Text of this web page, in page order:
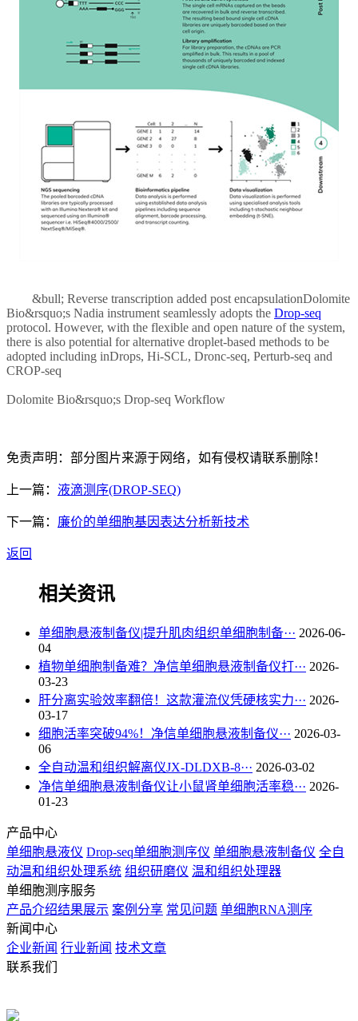
&bull; Reverse transcription added post encapsulationDolomite
Bio&rsquo;s Nadia instrument seamlessly adopts the Drop-seq
protocol. However, with the flexible and open nature of the system,
there is also potential for alternative droplet-based methods to be
adopted including inDrops, Hi-SCL, Dronc-seq, Perturb-seq and
CROP-seq
Dolomite Bio&rsquo;s Drop-seq Workflow
免责声明：部分图片来源于网络，如有侵权请联系删除！
上一篇： 液滴测序(DROP-SEQ)
下一篇： 廉价的单细胞基因表达分析新技术
返回
相关资讯
单细胞悬液制备仪|提升肌肉组织单细胞制备··· 2026-06-
04
植物单细胞制备难？净信单细胞悬液制备仪打··· 2026-
03-23
肝分离实验效率翻倍！这款灌流仪凭硬核实力··· 2026-
03-17
细胞活率突破94%！净信单细胞悬液制备仪··· 2026-03-
06
全自动温和组织解离仪JX-DLDXB-8··· 2026-03-02
净信单细胞悬液制备仪让小鼠肾单细胞活率稳··· 2026-
01-23
产品中心
单细胞悬液仪 Drop-seq单细胞测序仪 单细胞悬液制备仪 全自
动温和组织处理系统 组织研磨仪 温和组织处理器
单细胞测序服务
产品介绍结果展示 案例分享 常见问题 单细胞RNA测序
新闻中心
企业新闻 行业新闻 技术文章
联系我们